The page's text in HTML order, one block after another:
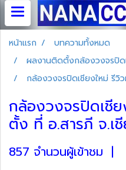
หน้าแรก
บทความทั้งหมด
ผลงานติดตั้งกล้องวงจรปิด
กล้องวงจรปิดเชียงใหม่ รีวิ
กล้องวงจรปิดเชี
ตั้ง ที่ อ.สารภี จ.เ
857 จำนวนผู้เข้าชม |